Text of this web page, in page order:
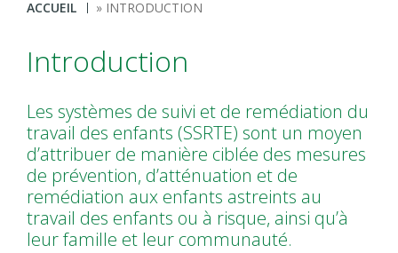
Fil
d'Ariane
ACCUEIL INTRODUCTION
Introduction
Les systèmes de suivi et de remédiation du
travail des enfants (SSRTE) sont un moyen
d’attribuer de manière ciblée des mesures
de prévention, d’atténuation et de
remédiation aux enfants astreints au
travail des enfants ou à risque, ainsi qu’à
leur famille et leur communauté.